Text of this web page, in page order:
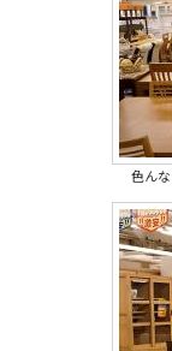
色ん